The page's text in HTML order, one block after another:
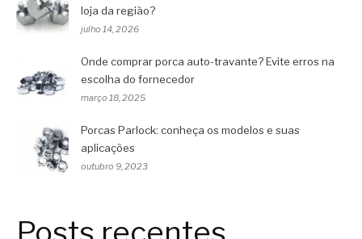
loja da região?
julho 14, 2026
Onde comprar porca auto-travante? Evite erros na
escolha do fornecedor
março 18, 2025
Porcas Parlock: conheça os modelos e suas
aplicações
outubro 9, 2023